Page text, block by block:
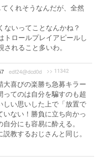
くれそうなんだが、全然
ないってことなんかね？
トロールプレイアピールし
れること多いわ。
edf24@dcd0d >> 11342
喜びの楽勝ち急募キラー
てのは自分を騙すのも超
い思いした上で「放置で
ない！勝負に立ち向かっ
分にも容易に酔える。
教するおじさんと同じ。